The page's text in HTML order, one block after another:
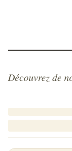
Découvrez de